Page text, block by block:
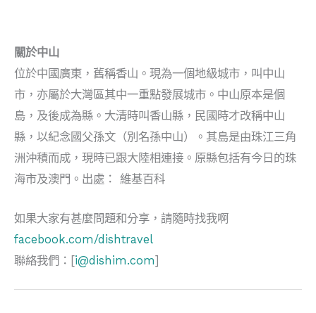
關於中山
位於中國廣東，舊稱香山。現為一個地級城市，叫中山
市，亦屬於大灣區其中一重點發展城市。中山原本是個
島，及後成為縣。大清時叫香山縣，民國時才改稱中山
縣，以紀念國父孫文（別名孫中山）。其島是由珠江三角
洲沖積而成，現時已跟大陸相連接。原縣包括有今日的珠
海市及澳門。出處： 維基百科
如果大家有甚麼問題和分享，請隨時找我啊
facebook.com/dishtravel
聯絡我們：[i@dishim.com]